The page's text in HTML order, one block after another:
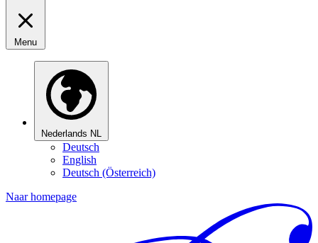
Menu
Nederlands NL
Deutsch
English
Deutsch (Österreich)
Naar homepage